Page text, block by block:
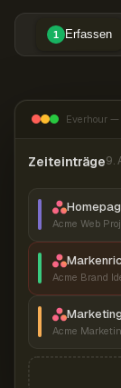
1 Erfassen
Everhour
Zeiteinträge9.
Acme Web
Acme Brand
Acme